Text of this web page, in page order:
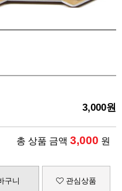
3,000원
총 상품 금액 3,000 원
구니 관심상품